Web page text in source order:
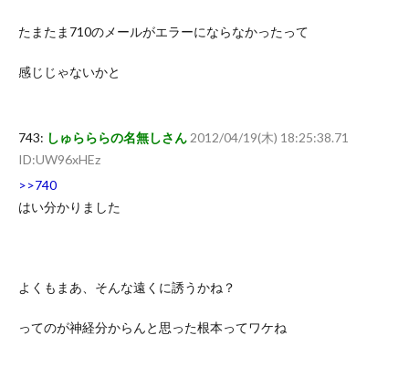
たまたま710のメールがエラーにならなかったって
感じじゃないかと
743: しゅらららの名無しさん 2012/04/19(木) 18:25:38.71
ID:UW96xHEz
>>740
はい分かりました
よくもまあ、そんな遠くに誘うかね？
ってのが神経分からんと思った根本ってワケね